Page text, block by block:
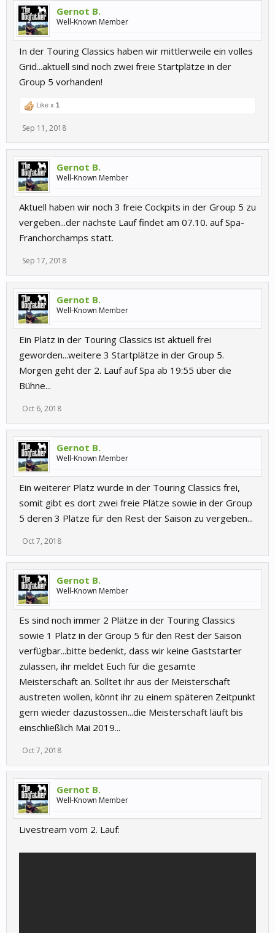
Gernot B.
Well-Known Member
In der Touring Classics haben wir mittlerweile ein volles
Grid...aktuell sind noch zwei freie Startplätze in der
Group 5 vorhanden!
Like x 1
Sep 11, 2018
Gernot B.
Well-Known Member
Aktuell haben wir noch 3 freie Cockpits in der Group 5 zu
vergeben...der nächste Lauf findet am 07.10. auf Spa-
Franchorchamps statt.
Sep 17, 2018
Gernot B.
Well-Known Member
Ein Platz in der Touring Classics ist aktuell frei
geworden...weitere 3 Startplätze in der Group 5.
Morgen geht der 2. Lauf auf Spa ab 19:55 über die
Bühne...
Oct 6, 2018
Gernot B.
Well-Known Member
Ein weiterer Platz wurde in der Touring Classics frei,
somit gibt es dort zwei freie Plätze sowie in der Group
5 deren 3 Plätze für den Rest der Saison zu vergeben...
Oct 7, 2018
Gernot B.
Well-Known Member
Es sind noch immer 2 Plätze in der Touring Classics
sowie 1 Platz in der Group 5 für den Rest der Saison
verfügbar...bitte bedenkt, dass wir keine Gaststarter
zulassen, ihr meldet Euch für die gesamte
Meisterschaft an. Solltet ihr aus der Meisterschaft
austreten wollen, könnt ihr zu einem späteren Zeitpunkt
gern wieder dazustossen...die Meisterschaft läuft bis
einschließlich Mai 2019...
Oct 7, 2018
Gernot B.
Well-Known Member
Livestream vom 2. Lauf: